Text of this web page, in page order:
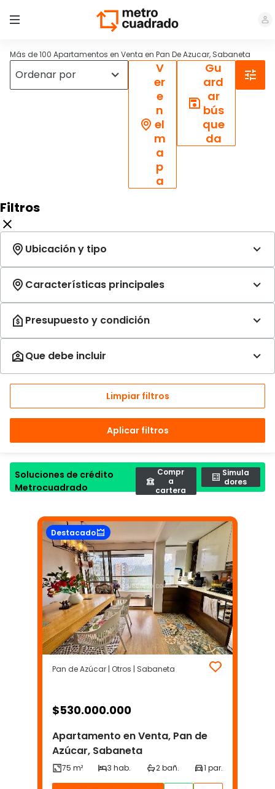
Más de 100 Apartamentos en Venta en Pan De Azucar, Sabaneta
V
er
e
n
el
m
a
p
a
Gu
ard
ar
bús
que
da
Filtros
Limpiar filtros
Aplicar filtros
Soluciones de crédito
Metrocuadrado
Compr
a
cartera
Simula
dores
Destacado
Pan de Azúcar | Otros | Sabaneta
$530.000.000
Apartamento en Venta, Pan de
Azúcar, Sabaneta